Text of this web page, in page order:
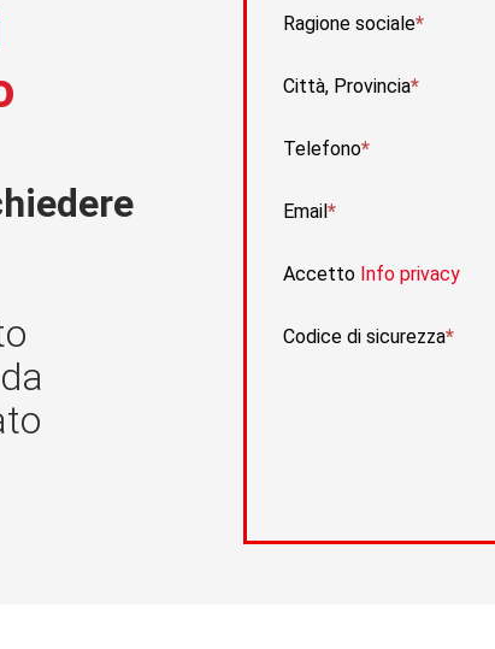
Ragione sociale
Città, Provincia
Telefono
Email
Accetto Info privacy
Codice di sicurezza